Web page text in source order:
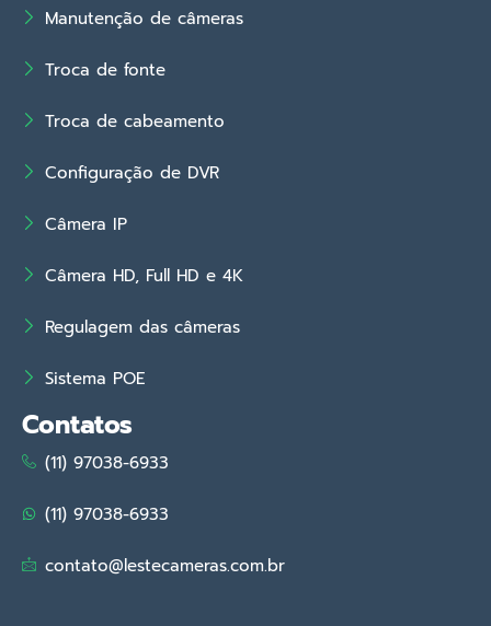
Manutenção de câmeras
Troca de fonte
Troca de cabeamento
Configuração de DVR
Câmera IP
Câmera HD, Full HD e 4K
Regulagem das câmeras
Sistema POE
Contatos
(11) 97038-6933
(11) 97038-6933
contato@lestecameras.com.br